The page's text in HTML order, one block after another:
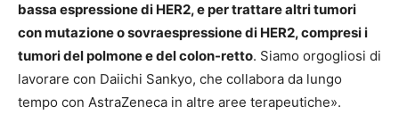
bassa espressione di HER2, e per trattare altri tumori
con mutazione o sovraespressione di HER2, compresi i
tumori del polmone e del colon-retto. Siamo orgogliosi di
lavorare con Daiichi Sankyo, che collabora da lungo
tempo con AstraZeneca in altre aree terapeutiche».